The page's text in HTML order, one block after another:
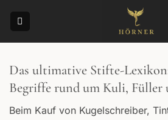
Inhalt
Das ultimative Stifte-
Begriffe rund um Kuli, Füller
Beim Kauf von Kugelschreiber,